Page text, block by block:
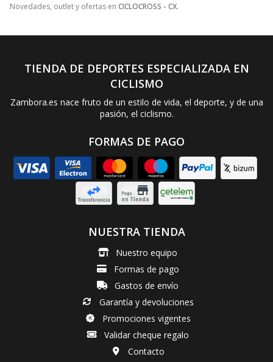
Novedades, outlet y ofertas en CICLOCROSS - CX.
TIENDA DE DEPORTES ESPECIALIZADA EN
CICLISMO
Zambora.es nace fruto de un estilo de vida, el deporte, y de una
pasión, el ciclismo.
FORMAS DE PAGO
NUESTRA TIENDA
Nuestro equipo
Formas de pago
Gastos de envío
Garantía y devoluciones
Promociones vigentes
Validar cheque regalo
Contacto